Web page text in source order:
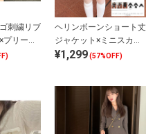
刺繍リブ
プリーツ
ットアッ
ヘリンボーンショート丈
ジャケット×ミニスカー
トセットアップ
¥1,299(57%OFF)